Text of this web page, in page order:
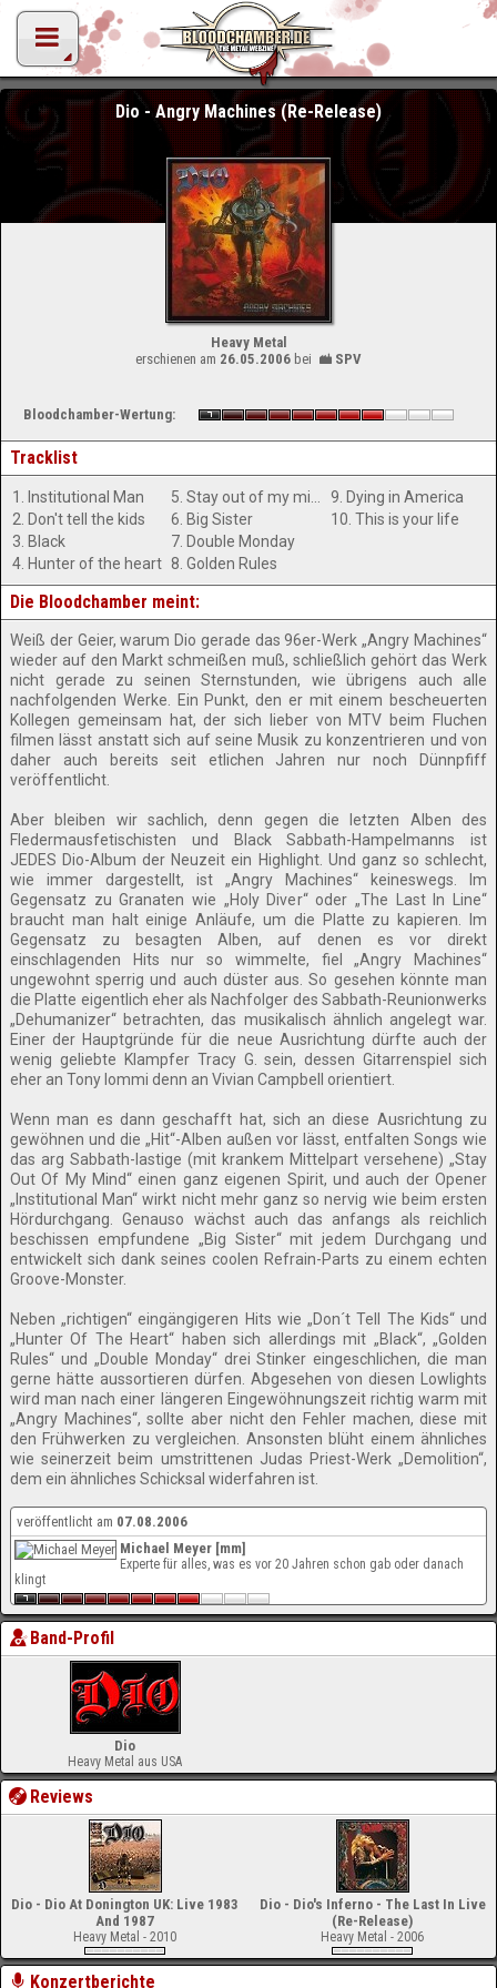
Dio - Angry Machines (Re-Release)
Heavy Metal
erschienen am 26.05.2006bei SPV
Bloodchamber-Wertung:
Tracklist
1. Institutional Man
2. Don't tell the kids
3. Black
4. Hunter of the heart
6. Big Sister
7. Double Monday
8. Golden Rules
9. Dying in America
10. This is your life
Die Bloodchamber meint:
Weiß der Geier, warum Dio gerade das 96er-Werk „Angry Machines“
wieder auf den Markt schmeißen muß, schließlich gehört das Werk
nicht gerade zu seinen Sternstunden, wie übrigens auch alle
nachfolgenden Werke. Ein Punkt, den er mit einem bescheuerten
Kollegen gemeinsam hat, der sich lieber von MTV beim Fluchen
filmen lässt anstatt sich auf seine Musik zu konzentrieren und von
daher auch bereits seit etlichen Jahren nur noch Dünnpfiff
veröffentlicht.
Aber bleiben wir sachlich, denn gegen die letzten Alben des
Fledermausfetischisten und Black Sabbath-Hampelmanns ist
JEDES Dio-Album der Neuzeit ein Highlight. Und ganz so schlecht,
wie immer dargestellt, ist „Angry Machines“ keineswegs. Im
Gegensatz zu Granaten wie „Holy Diver“ oder „The Last In Line“
braucht man halt einige Anläufe, um die Platte zu kapieren. Im
Gegensatz zu besagten Alben, auf denen es vor direkt
einschlagenden Hits nur so wimmelte, fiel „Angry Machines“
ungewohnt sperrig und auch düster aus. So gesehen könnte man
die Platte eigentlich eher als Nachfolger des Sabbath-Reunionwerks
„Dehumanizer“ betrachten, das musikalisch ähnlich angelegt war.
Einer der Hauptgründe für die neue Ausrichtung dürfte auch der
wenig geliebte Klampfer Tracy G. sein, dessen Gitarrenspiel sich
eher an Tony Iommi denn an Vivian Campbell orientiert.
Wenn man es dann geschafft hat, sich an diese Ausrichtung zu
gewöhnen und die „Hit“-Alben außen vor lässt, entfalten Songs wie
das arg Sabbath-lastige (mit krankem Mittelpart versehene) „Stay
Out Of My Mind“ einen ganz eigenen Spirit, und auch der Opener
„Institutional Man“ wirkt nicht mehr ganz so nervig wie beim ersten
Hördurchgang. Genauso wächst auch das anfangs als reichlich
beschissen empfundene „Big Sister“ mit jedem Durchgang und
entwickelt sich dank seines coolen Refrain-Parts zu einem echten
Groove-Monster.
Neben „richtigen“ eingängigeren Hits wie „Don´t Tell The Kids“ und
„Hunter Of The Heart“ haben sich allerdings mit „Black“, „Golden
Rules“ und „Double Monday“ drei Stinker eingeschlichen, die man
gerne hätte aussortieren dürfen. Abgesehen von diesen Lowlights
wird man nach einer längeren Eingewöhnungszeit richtig warm mit
„Angry Machines“, sollte aber nicht den Fehler machen, diese mit
den Frühwerken zu vergleichen. Ansonsten blüht einem ähnliches
wie seinerzeit beim umstrittenen Judas Priest-Werk „Demolition“,
dem ein ähnliches Schicksal widerfahren ist.
veröffentlicht am 07.08.2006
Michael Meyer [mm]
Experte für alles, was es vor 20 Jahren schon gab oder danach
klingt
Band-Profil
Dio
Heavy Metal aus USA
Reviews
Dio - Dio At Donington UK: Live 1983
And 1987
Heavy Metal - 2010
Dio - Dio's Inferno - The Last In Live
(Re-Release)
Heavy Metal - 2006
Konzertberichte